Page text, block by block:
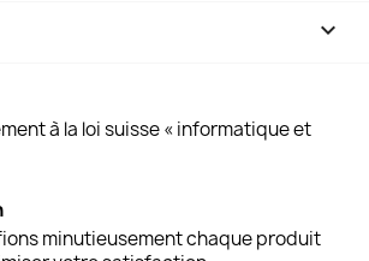
keyboard_arrow_down
à la loi suisse « informatique et
minutieusement chaque produit